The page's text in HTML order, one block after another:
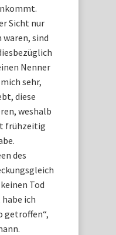
Sicht nur
sind
Nenner
sehr,
diese
weshalb
frühzeitig
des
Tod
ich
getroffen“,